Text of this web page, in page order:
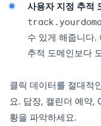
사용자 지정 추적
수 있게 해줍니다.
추적 도메인보다
클릭 데이터를 절대적
요. 답장, 캘린더 예약,
황을 파악하세요.